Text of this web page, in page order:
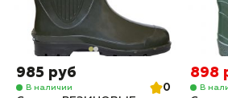
985 руб
В наличии
0
898
В